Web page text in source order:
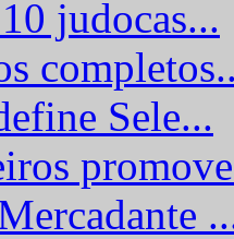
judocas...
Sele...